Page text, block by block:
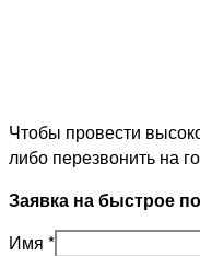
Чтобы провести
либо перезвонить на
Заявка на быстрое
Имя *